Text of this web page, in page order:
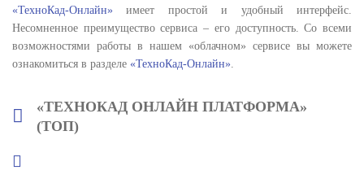
«ТехноКад-Онлайн» имеет простой и удобный интерфейс.
Несомненное преимущество сервиса – его доступность. Со всеми
возможностями работы в нашем «облачном» сервисе вы можете
ознакомиться в разделе «ТехноКад-Онлайн».
«ТЕХНОКАД ОНЛАЙН ПЛАТФОРМА»
(ТОП)